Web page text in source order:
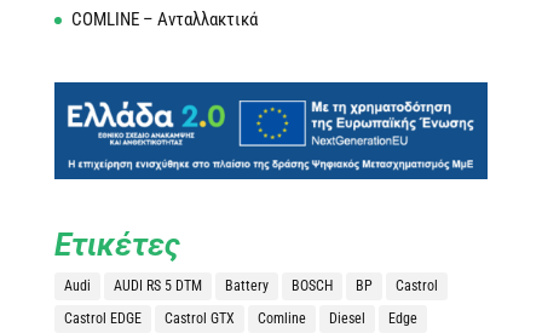
COMLINE – Ανταλλακτικά
Ετικέτες
Audi AUDI RS 5 DTM Battery BOSCH BP
Castrol
Castrol EDGE
Castrol GTX Comline Diesel
Edge